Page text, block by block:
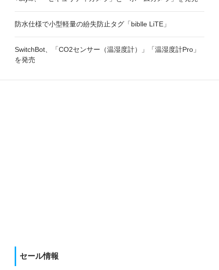
防水仕様で小型軽量の紛失防止タグ「biblle LiTE」
SwitchBot、「CO2センサー（温湿度計）」「温湿度計Pro」
を発売
セール情報